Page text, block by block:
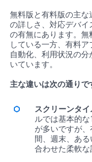
無料版と有料版の主な
の詳しさ、対応デバ
の有無にあります。
している一方、有料ア
自動化、利用状況の
いています。
主な違いは次の通りで
スクリーンタ
ルでは基本的
が多いですが
間、週末、あ
合わせた柔軟な